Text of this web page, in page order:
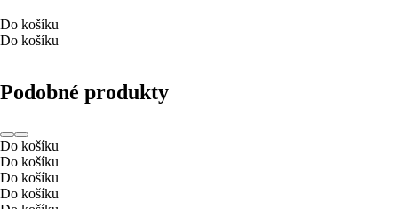
Do košíku
Do košíku
Podobné produkty
Do košíku
Do košíku
Do košíku
Do košíku